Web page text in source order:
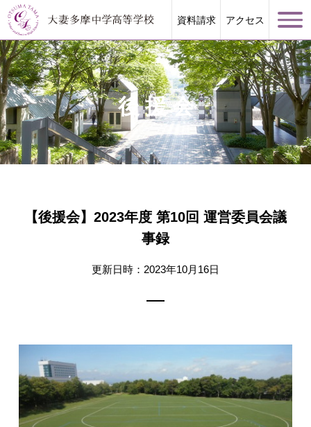
資料請求 アクセス
学校案内
学校生活
後援会
【後援会】2023年度 第10回 運営委員会議
事録
更新日時：2023年10月16日